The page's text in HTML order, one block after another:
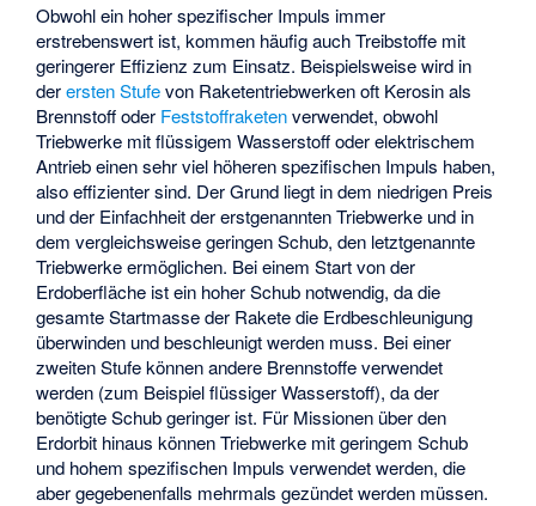
Obwohl ein hoher spezifischer Impuls immer
erstrebenswert ist, kommen häufig auch Treibstoffe mit
geringerer Effizienz zum Einsatz. Beispielsweise wird in
derersten Stufevon Raketentriebwerken oft Kerosin als
Brennstoff oder Feststoffraketenverwendet, obwohl
Triebwerke mit flüssigem Wasserstoff oder elektrischem
Antrieb einen sehr viel höheren spezifischen Impuls haben,
also effizienter sind. Der Grund liegt in dem niedrigen Preis
und der Einfachheit der erstgenannten Triebwerke und in
dem vergleichsweise geringen Schub, den letztgenannte
Triebwerke ermöglichen. Bei einem Start von der
Erdoberfläche ist ein hoher Schub notwendig, da die
gesamte Startmasse der Rakete die Erdbeschleunigung
überwinden und beschleunigt werden muss. Bei einer
zweiten Stufe können andere Brennstoffe verwendet
werden (zum Beispiel flüssiger Wasserstoff), da der
benötigte Schub geringer ist. Für Missionen über den
Erdorbit hinaus können Triebwerke mit geringem Schub
und hohem spezifischen Impuls verwendet werden, die
aber gegebenenfalls mehrmals gezündet werden müssen.